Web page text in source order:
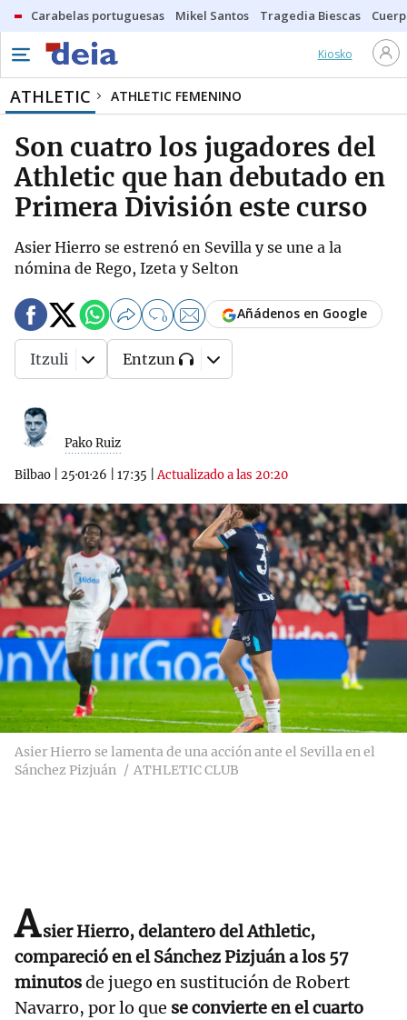
Carabelas portuguesas Mikel Santos Tragedia Biescas
Kiosko
ATHLETIC ATHLETIC FEMENINO
Son cuatro los jugadores del
Athletic que han debutado en
Primera División este curso
Asier Hierro se estrenó en Sevilla y se une a la
nómina de Rego, Izeta y Selton
Pako Ruiz
Bilbao 25·01·26 17:35 |Actualizado a las 20:20
0 Añádenos en Google
Itzuli Entzun
Asier Hierro se lamenta de una acción ante el Sevilla en el
Sánchez Pizjuán
ATHLETIC CLUB
Asier Hierro, delantero del Athletic,
compareció en el Sánchez Pizjuán a los 57
minutosde juego en sustitución de Robert
Navarro, por lo que se convierte en el cuarto